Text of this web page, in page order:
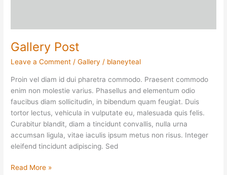
Gallery Post
Leave a Comment /Gallery / blaneyteal
Proin vel diam id dui pharetra commodo. Praesent commodo
enim non molestie varius. Phasellus and elementum odio
faucibus diam sollicitudin, in bibendum quam feugiat. Duis
tortor lectus, vehicula in vulputate eu, malesuada quis felis.
Curabitur blandit, diam a tincidunt convallis, nulla urna
accumsan ligula, vitae iaculis ipsum metus non risus. Integer
eleifend tincidunt adipiscing. Sed
Read More »